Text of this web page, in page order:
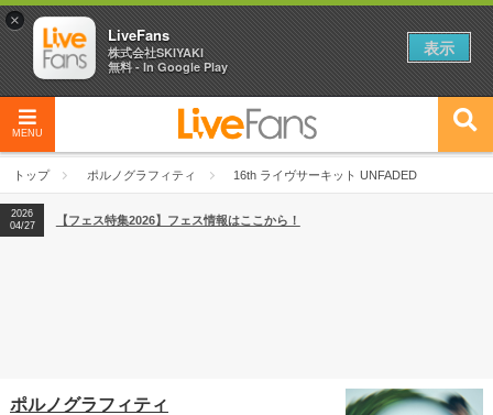
MENU
トップ ポルノグラフィティ 16th ライヴサーキット UNFADED
2026
04/27
2026
【ライブ動員ランキング】2026年上半期編発表！
2026
04/27
【フェス特集2026】フェス情報はここから！
ポルノグラフィティ
×
LiveFans
株式会社SKIYAKI
無料 - In Google Play
表示